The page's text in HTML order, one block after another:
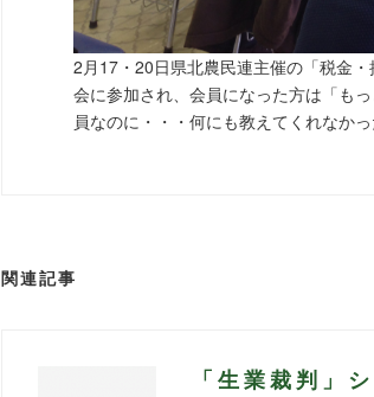
2月17・20日県北農民連主催の「税金
会に参加され、会員になった方は「も
員なのに・・・何にも教えてくれなか
関連記事
「生業裁判」